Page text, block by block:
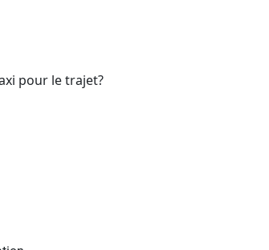
pour le trajet?